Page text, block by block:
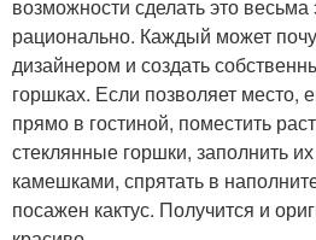
возможности сделать это весьма
рационально. Каждый может
дизайнером и создать
горшках. Если позволяет место,
прямо в гостиной, поместить
стеклянные горшки, заполнить
камешками, спрятать в
посажен кактус. Получится и